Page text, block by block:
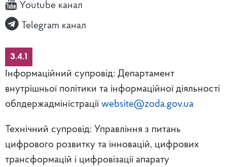
Youtube канал
Telegram канал
3.4.1
Інформаційний супровід: Департамент
внутрішньої політики та інформаційної діяльності
облдержадміністрації website@zoda.gov.ua
Технічний супровід: Управління з питань
цифрового розвитку та інновацій, цифрових
трансформацій і цифровізації апарату